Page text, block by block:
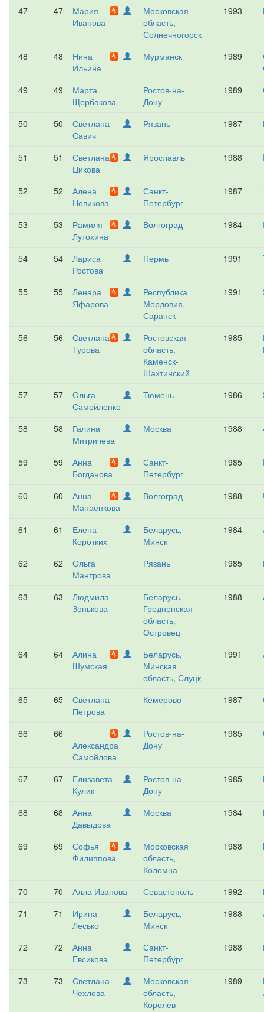
47 47
Мария
Иванова
Московская
область,
Солнечногорск
1993
48 48
Нина
Ильина
Мурманск 1989
49
49
Марта
Щербакова
Ростов-на-
Дону
1989
50 50
Светлана
Савич
Рязань 1987
51 51
Светлана
Цикова
Ярославль 1988
52 52
Алена
Новикова
Санкт-
Петербург
1987
53 53
Рамиля
Лутохина
Волгоград 1984
54 54
Лариса
Ростова
Пермь 1991
55 55
Ленара
Яфарова
Республика
Мордовия,
Саранск
1991
56 56
Светлана
Турова
Ростовская
область,
Каменск-
Шахтинский
1985
57 57
Ольга
Самойленко
Тюмень 1986
58 58
Галина
Митричева
Москва 1988
59 59
Анна
Богданова
Санкт-
Петербург
1985
60 60
Анна
Манаенкова
Волгоград 1988
61 61
Елена
Коротких
Беларусь,
Минск
1984
62 62
Ольга
Мантрова
Рязань 1985
63 63
Людмила
Зенькова
Беларусь,
Гродненская
область,
Островец
1988
64 64
Алина
Шумская
Беларусь,
Минская
область, Слуцк
1991
65 65
Светлана
Петрова
Кемерово 1987
66
66
Александра
Самойлова
Ростов-на-
Дону
1985
67 67
Елизавета
Кулик
Ростов-на-
Дону
1985
68 68
Анна
Давыдова
Москва 1984
69 69
Софья
Филиппова
Московская
область,
Коломна
1988
70 70 Алла Иванова Севастополь 1992
71
71
Ирина
Лесько
Беларусь,
Минск
1988
72 72
Анна
Евсикова
Санкт-
Петербург
1988
73 73
Светлана
Чехлова
Московская
область,
Королёв
1989